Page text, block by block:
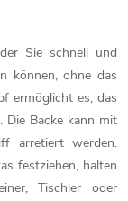
Sie schnell und
können, ohne das
ermöglicht es, das
Die Backe kann mit
arretiert werden.
festziehen, halten
Tischler oder